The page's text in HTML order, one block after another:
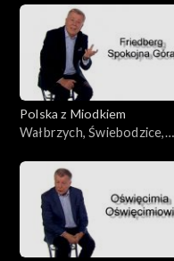
Polska z Miodkiem
Wałbrzych, Świebodzice,